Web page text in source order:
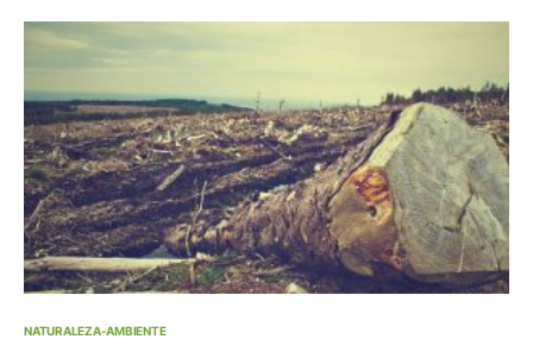
NATURALEZA-AMBIENTE